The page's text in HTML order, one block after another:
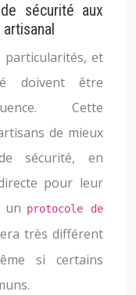
sécurité aux
particularités, et
doivent être
Cette
de mieux
sécurité, en
pour leur
un protocole de
très différent
si certains